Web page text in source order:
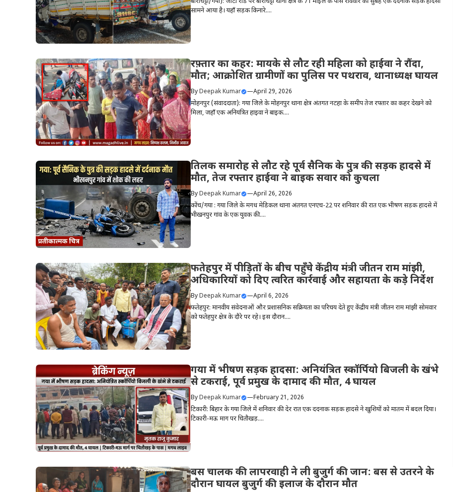
सामने आया है। यहाँ सड़क किनारे....
रफ़्तार का कहर: मायके से लौट रही महिला को हाईवा ने रौंदा,
मौत; आक्रोशित ग्रामीणों का पुलिस पर पथराव, थानाध्यक्ष घायल
ByDeepak Kumar —April 29, 2026
मोहनपुर (संवाददाता): गया जिले के मोहनपुर थाना क्षेत्र अंतर्गत नटहा के समीप तेज रफ्तार का कहर देखने को
मिला, जहाँ एक अनियंत्रित हाईवा ने बाइक....
तिलक समारोह से लौट रहे पूर्व सैनिक के पुत्र की सड़क हादसे में
मौत, तेज रफ्तार हाईवा ने बाइक सवार को कुचला
ByDeepak Kumar —April 26, 2026
कोंच/गया : गया जिले के मगध मेडिकल थाना अंतर्गत एनएच-22 पर शनिवार की रात एक भीषण सड़क हादसे में
भीखनपुर गांव के एक युवक की....
फतेहपुर में पीड़ितों के बीच पहुँचे केंद्रीय मंत्री जीतन राम मांझी,
अधिकारियों को दिए त्वरित कार्रवाई और सहायता के कड़े निर्देश
ByDeepak Kumar —April 6, 2026
फतेहपुर: मानवीय संवेदनाओं और प्रशासनिक सक्रियता का परिचय देते हुए केंद्रीय मंत्री जीतन राम मांझी सोमवार
को फतेहपुर क्षेत्र के दौरे पर रहे। इस दौरान....
गया में भीषण सड़क हादसा: अनियंत्रित स्कॉर्पियो बिजली के खंभे
से टकराई, पूर्व प्रमुख के दामाद की मौत, 4 घायल
ByDeepak Kumar —February 21, 2026
टिकारी: बिहार के गया जिले में शनिवार की देर रात एक दर्दनाक सड़क हादसे ने खुशियों को मातम में बदल दिया।
टिकारी-मऊ मार्ग पर चितौखड़....
बस चालक की लापरवाही ने ली बुजुर्ग की जान: बस से उतरने के
दौरान घायल बुजुर्ग की इलाज के दौरान मौत